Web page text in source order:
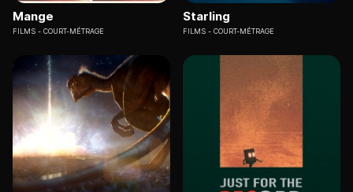
Mange
FILMS COURT-MÉTRAGE
Starling
FILMS COURT-MÉTRAGE